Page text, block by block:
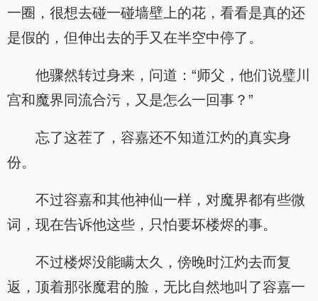
一圈，很想去碰一碰墙壁上的花，看看是真的还
是假的，但伸出去的手又在半空中停了。
他骤然转过身来，问道：“师父，他们说璧川
宫和魔界同流合污，又是怎么一回事？”
忘了这茬了，容嘉还不知道江灼的真实身
份。
不过容嘉和其他神仙一样，对魔界都有些微
词，现在告诉他这些，只怕要坏楼烬的事。
不过楼烬没能瞒太久，傍晚时江灼去而复
返，顶着那张魔君的脸，无比自然地叫了容嘉一